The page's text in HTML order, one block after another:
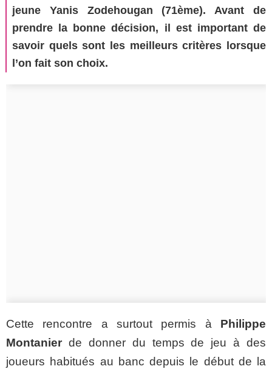
jeune Yanis Zodehougan (71ème). Avant de
prendre la bonne décision, il est important de
savoir quels sont les meilleurs critères lorsque
l’on fait son choix.
Cette rencontre a surtout permis à Philippe
Montanier de donner du temps de jeu à des
joueurs habitués au banc depuis le début de la